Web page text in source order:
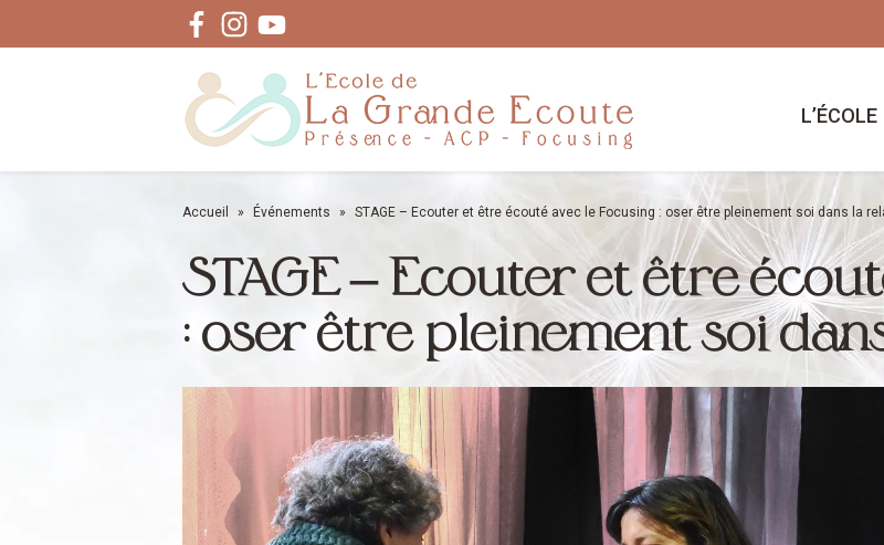
FacebookInstagram
Youtube
L’ÉCOLE
Accueil » Événements » STAGE – Ecouter et être écouté avec le Focusing : oser être pleinement soi dans la
STAGE – Ecouter et être
: oser être pleinement soi